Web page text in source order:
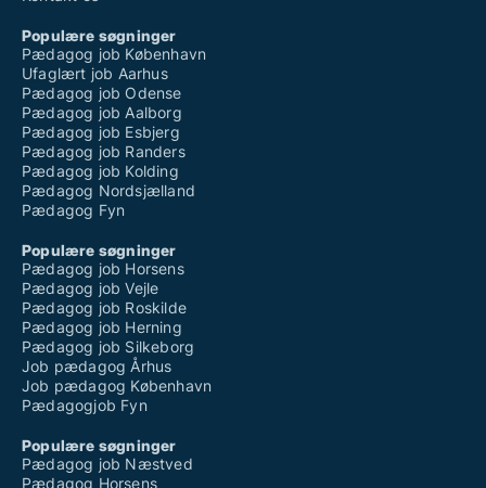
Populære søgninger
Pædagog job København
Ufaglært job Aarhus
Pædagog job Odense
Pædagog job Aalborg
Pædagog job Esbjerg
Pædagog job Randers
Pædagog job Kolding
Pædagog Nordsjælland
Pædagog Fyn
Populære søgninger
Pædagog job Horsens
Pædagog job Vejle
Pædagog job Roskilde
Pædagog job Herning
Pædagog job Silkeborg
Job pædagog Århus
Job pædagog København
Pædagogjob Fyn
Populære søgninger
Pædagog job Næstved
Pædagog Horsens